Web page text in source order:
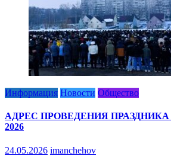
Информация Новости Общество
АДРЕС ПРОВЕДЕНИЯ
2026
24.05.2026 imanchehov